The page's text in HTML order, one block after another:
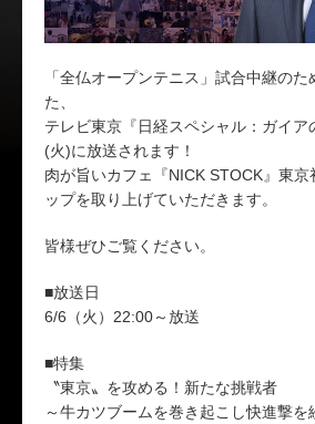
「全仏オープンテニス」試合中継の
た、
テレビ東京『日経スペシャル：ガイア
(火)に放送されます！
肉が旨いカフェ『NICK STOCK』東京
ップを取り上げていただきます。
皆様ぜひご覧ください。
■放送日
6/6（火）22:00～放送
■特集
〝東京〟を攻める！新たな挑戦者
～牛カツブームを巻き起こし快進撃を